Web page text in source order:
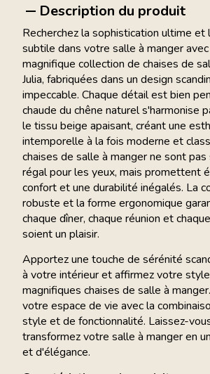
Description du produit
Recherchez la sophistication ultime et
subtile dans votre salle à manger
magnifique collection de chaises de
Julia, fabriquées dans un design
impeccable. Chaque détail est bien
chaude du chêne naturel s'harmonise
le tissu beige apaisant, créant une
intemporelle à la fois moderne et
chaises de salle à manger ne sont
régal pour les yeux, mais promettent
confort et une durabilité inégalés. La
robuste et la forme ergonomique
chaque dîner, chaque réunion et
soient un plaisir.
Apportez une touche de sérénité
à votre intérieur et affirmez votre
magnifiques chaises de salle à
votre espace de vie avec la
style et de fonctionnalité. Laissez-
transformez votre salle à manger en
et d'élégance.